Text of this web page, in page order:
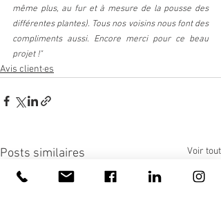
même plus, au fur et à mesure de la pousse des
différentes plantes). Tous nos voisins nous font des
compliments aussi. Encore merci pour ce beau
projet !"
Avis client·es
Posts similaires Voir tout